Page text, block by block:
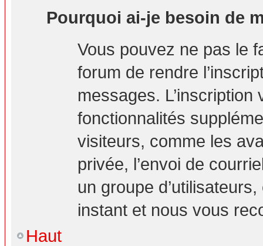
Pourquoi ai-je besoin de
Vous pouvez ne pas le
forum de rendre
messages.
fonctionnalités
visiteurs, comme les
privée, l’envoi de
un groupe
instant et nous vous
Haut